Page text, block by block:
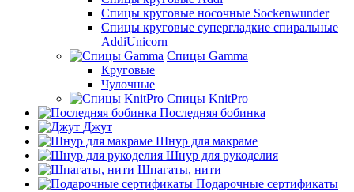
Спицы круговые носочные Sockenwunder
Спицы круговые супергладкие спиральные
AddiUnicorn
Спицы Gamma
Круговые
Чулочные
Спицы KnitPro
Последняя бобинка
Джут
Шнур для макраме
Шнур для рукоделия
Шпагаты, нити
Подарочные сертификаты